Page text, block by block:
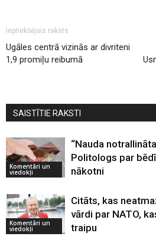
Iepriekšējais raksts
Ugāles centrā vizinās ar divriteni
1,9 promiļu reibumā
SAISTĪTIE RAKSTI
Komentāri un
viedokļi
“Nauda
Politologs par
nākotni
Komentāri un
viedokļi
Citāts, kas
vārdi par NATO,
traipu